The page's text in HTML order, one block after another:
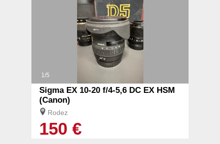
1/5
Sigma EX 10-20 f/4-5,6 DC EX HSM
(Canon)
Rodez
150 €